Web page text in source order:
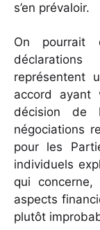
s’en prévaloir.
On pourrait
représentent
accord
décision de
négociations
pour les
individuels
qui concerne,
aspects
plutôt